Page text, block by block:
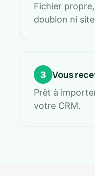
Fichier
doublon ni
3 Vous
Prêt à
votre CRM.